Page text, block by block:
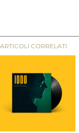
ARTICOLI CORRELATI